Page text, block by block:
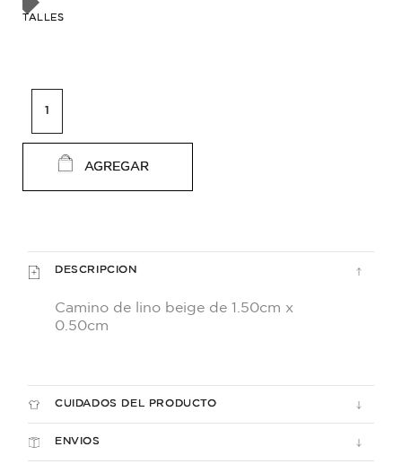
TALLES
AGREGAR
DESCRIPCION
Camino de lino beige de 1.50cm x
0.50cm
CUIDADOS DEL PRODUCTO
ENVIOS